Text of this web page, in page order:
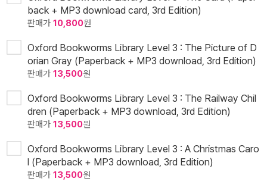
back + MP3 download card, 3rd Edition)
판매가 10,800원
Oxford Bookworms Library Level 3 : The Picture of D
orian Gray (Paperback + MP3 download, 3rd Edition)
판매가 13,500원
Oxford Bookworms Library Level 3 : The Railway Chil
dren (Paperback + MP3 download, 3rd Edition)
판매가 13,500원
Oxford Bookworms Library Level 3 : A Christmas Caro
l (Paperback + MP3 download, 3rd Edition)
판매가 13,500원